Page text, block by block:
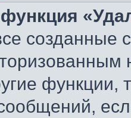
созданные
функции,